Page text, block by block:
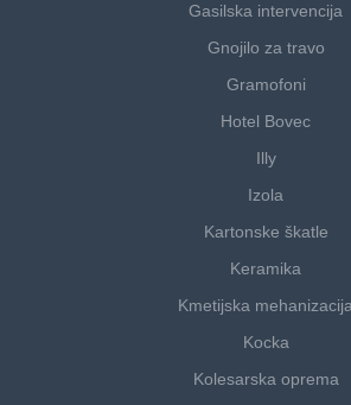
Gasilska intervencija
Gnojilo za travo
Gramofoni
Hotel Bovec
Illy
Izola
Kartonske škatle
Keramika
Kmetijska
Kocka
Kolesarska oprema